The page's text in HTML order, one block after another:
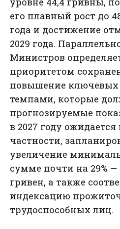
его плавный рост до
года и достижение
2029 года.
Министров
приоритетом
повышение ключевых
темпами, которые
прогнозируемые
в 2027 году ожидается
частности,
увеличение
сумме почти на 29% —
гривен, а также
индексацию
трудоспособных лиц.